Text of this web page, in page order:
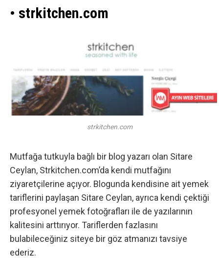
• strkitchen.com
strkitchen.com
Mutfağa tutkuyla bağlı bir blog yazarı olan Sitare
Ceylan, Strkitchen.com’da kendi mutfağını
ziyaretçilerine açıyor. Blogunda kendisine ait yemek
tariflerini paylaşan Sitare Ceylan, ayrıca kendi çektiği
profesyonel yemek fotoğrafları ile de yazılarının
kalitesini arttırıyor. Tariflerden fazlasını
bulabileceğiniz siteye bir göz atmanızı tavsiye
ederiz.